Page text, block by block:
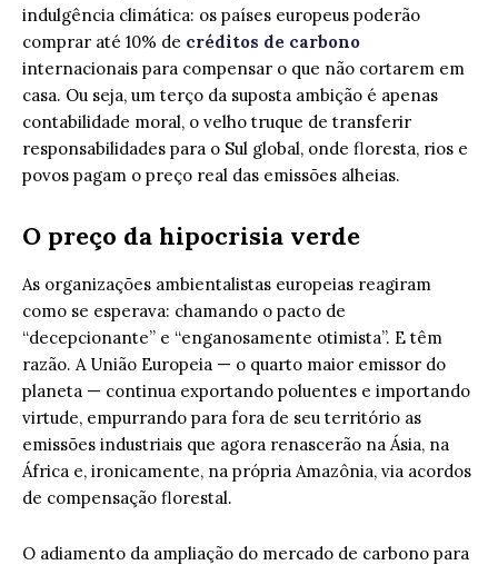
indulgência climática: os países europeus poderão
comprar até 10% de créditos de carbono
internacionais para compensar o que não cortarem em
casa. Ou seja, um terço da suposta ambição é apenas
contabilidade moral, o velho truque de transferir
responsabilidades para o Sul global, onde floresta, rios e
povos pagam o preço real das emissões alheias.
O preço da hipocrisia verde
As organizações ambientalistas europeias reagiram
como se esperava: chamando o pacto de
“decepcionante” e “enganosamente otimista”. E têm
razão. A União Europeia — o quarto maior emissor do
planeta — continua exportando poluentes e importando
virtude, empurrando para fora de seu território as
emissões industriais que agora renascerão na Ásia, na
África e, ironicamente, na própria Amazônia, via acordos
de compensação florestal.
O adiamento da ampliação do mercado de carbono para